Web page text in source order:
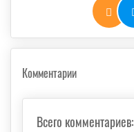
Комментарии
Всего комментариев: